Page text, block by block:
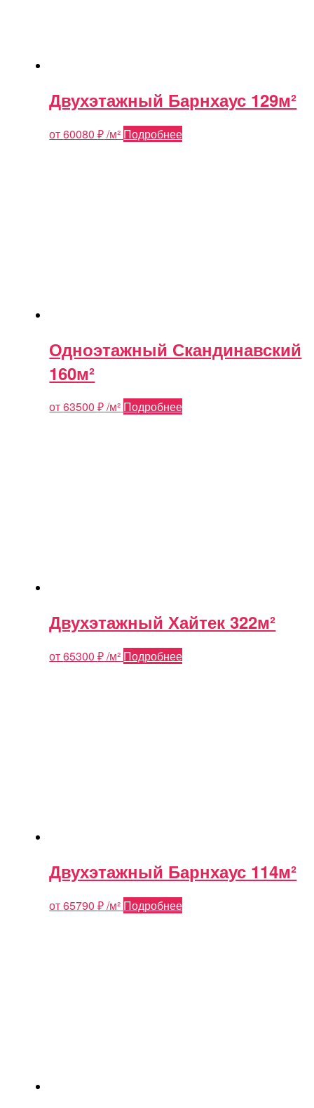
Двухэтажный Барнхаус 129м²
от60080₽/м² Подробнее
Одноэтажный Скандинавский
160м²
от63500₽/м² Подробнее
Двухэтажный Хайтек 322м²
от65300₽/м² Подробнее
Двухэтажный Барнхаус 114м²
от65790₽/м² Подробнее